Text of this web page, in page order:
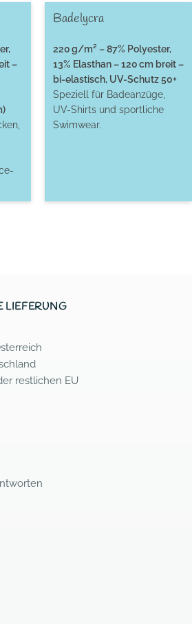
–
Badelycra
220 g/m² – 87% Polyester,
13% Elasthan – 120 cm breit –
bi-elastisch, UV-Schutz 50+
Speziell für Badeanzüge,
UV-Shirts und sportliche
Swimwear.
LIEFERUNG
restlichen EU